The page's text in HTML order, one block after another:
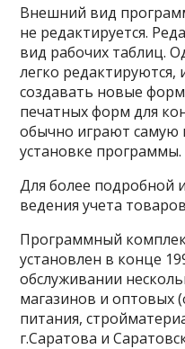
Внешний вид
не редактируется.
вид рабочих таблиц.
легко
создавать новые
печатных форм для
обычно играют
установке программы.
Для более подробной
ведения учета
Программный
установлен в конце
обслуживании
магазинов и оптовых
питания,
г.Саратова и